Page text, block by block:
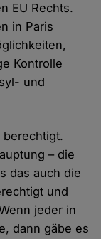
EU Rechts.
in Paris
Kontrolle
und
berechtigt.
– die
das auch die
und
jeder in
dann gäbe es